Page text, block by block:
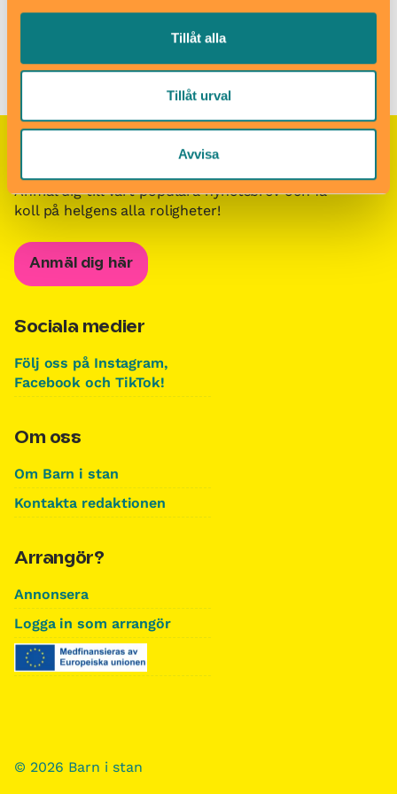
Tillåt alla
Tillåt urval
Avvisa
Barn i stans kalendarium för barn och familjer i Stockholm
Besöksmål för barn och familjer i Stockholm
simhall
Nyhetsbrevet Helgkoll
Anmäl dig till vårt populära nyhetsbrev och få
koll på helgens alla roligheter!
Anmäl dig här
Sociala medier
Följ oss på Instagram,
Facebook och TikTok!
Om oss
Om Barn i stan
Kontakta redaktionen
Arrangör?
Annonsera
Logga in som arrangör
© 2026 Barn i stan